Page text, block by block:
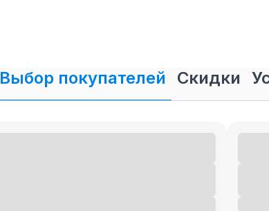
Выбор покупателей Скидки